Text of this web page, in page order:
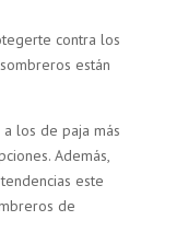
contra los
están
los de paja más
Además,
este
de